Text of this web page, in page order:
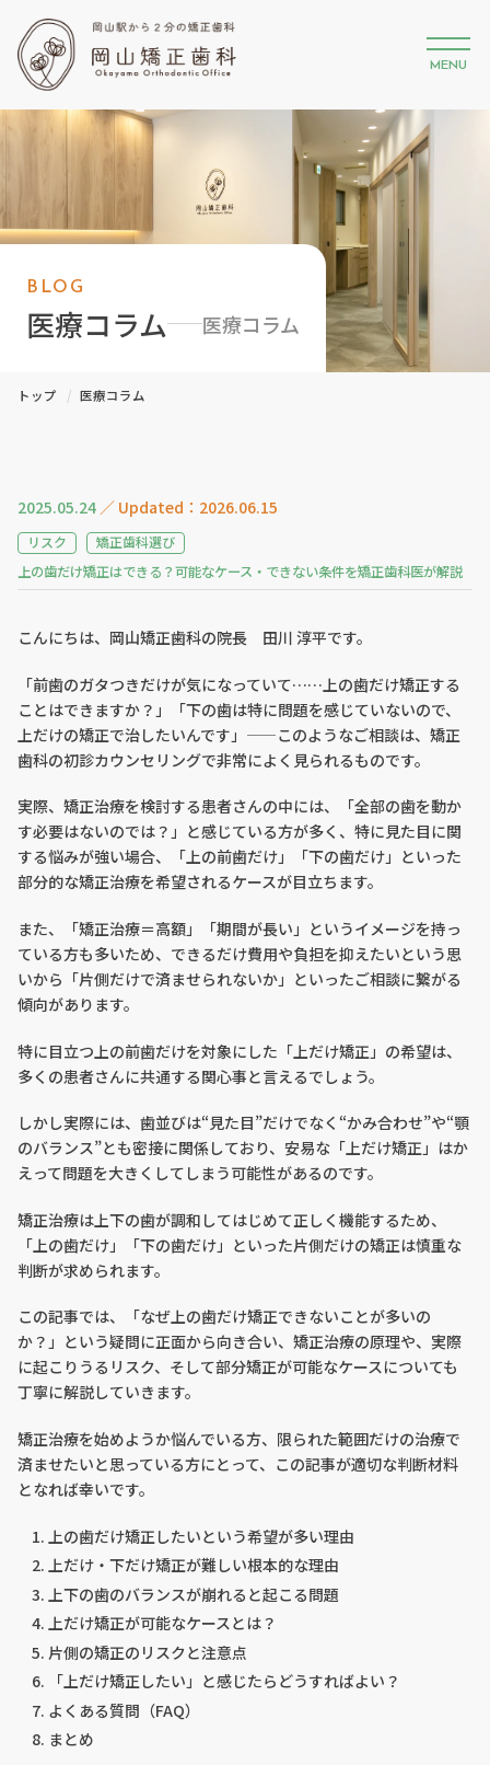
MENU
BLOG
医療コラム 医療コラム
トップ 医療コラム
2025.05.24 ／ Updated：2026.06.15
リスク 矯正歯科選び
上の歯だけ矯正はできる？可能なケース・できない条件を矯正歯科医が解説
こんにちは、岡山矯正歯科の院長 田川 淳平です。
「前歯のガタつきだけが気になっていて……上の歯だけ矯正する
ことはできますか？」「下の歯は特に問題を感じていないので、
上だけの矯正で治したいんです」——このようなご相談は、矯正
歯科の初診カウンセリングで非常によく見られるものです。
実際、矯正治療を検討する患者さんの中には、「全部の歯を動か
す必要はないのでは？」と感じている方が多く、特に見た目に関
する悩みが強い場合、「上の前歯だけ」「下の歯だけ」といった
部分的な矯正治療を希望されるケースが目立ちます。
また、「矯正治療＝高額」「期間が長い」というイメージを持っ
ている方も多いため、できるだけ費用や負担を抑えたいという思
いから「片側だけで済ませられないか」といったご相談に繋がる
傾向があります。
特に目立つ上の前歯だけを対象にした「上だけ矯正」の希望は、
多くの患者さんに共通する関心事と言えるでしょう。
しかし実際には、歯並びは“見た目”だけでなく“かみ合わせ”や“顎
のバランス”とも密接に関係しており、安易な「上だけ矯正」はか
えって問題を大きくしてしまう可能性があるのです。
矯正治療は上下の歯が調和してはじめて正しく機能するため、
「上の歯だけ」「下の歯だけ」といった片側だけの矯正は慎重な
判断が求められます。
この記事では、「なぜ上の歯だけ矯正できないことが多いの
か？」という疑問に正面から向き合い、矯正治療の原理や、実際
に起こりうるリスク、そして部分矯正が可能なケースについても
丁寧に解説していきます。
矯正治療を始めようか悩んでいる方、限られた範囲だけの治療で
済ませたいと思っている方にとって、この記事が適切な判断材料
となれば幸いです。
上の歯だけ矯正したいという希望が多い理由
上だけ・下だけ矯正が難しい根本的な理由
上下の歯のバランスが崩れると起こる問題
上だけ矯正が可能なケースとは？
片側の矯正のリスクと注意点
「上だけ矯正したい」と感じたらどうすればよい？
よくある質問（FAQ）
まとめ